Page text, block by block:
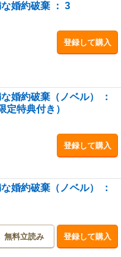
婚約破棄 ： 3
登録して購入
婚約破棄（ノベル） ：
定特典付き）
登録して購入
婚約破棄（ノベル） ：
無料立読み 登録して購入